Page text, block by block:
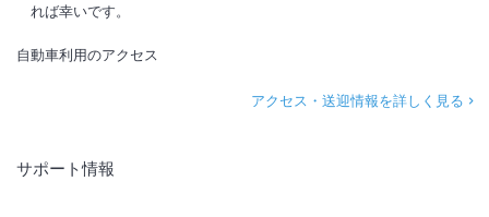
れば幸いです。
自動車利用のアクセス
アクセス・送迎情報を詳しく見る
サポート情報